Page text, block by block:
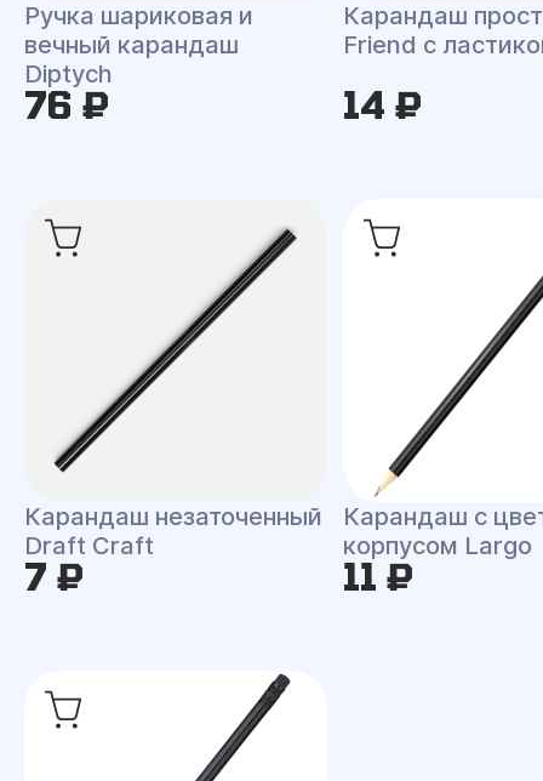
Ручка шариковая и
вечный карандаш
Diptych
76 ₽
Карандаш
Friend с
14 ₽
Карандаш незаточенный
Draft Craft
7 ₽
Карандаш с
корпусом Largo
11 ₽